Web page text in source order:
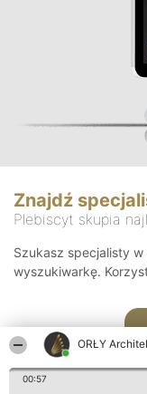
ORŁY
00:57
Znajdź
Plebiscyt skupia
Szukasz specjalisty
wyszukiwarkę.